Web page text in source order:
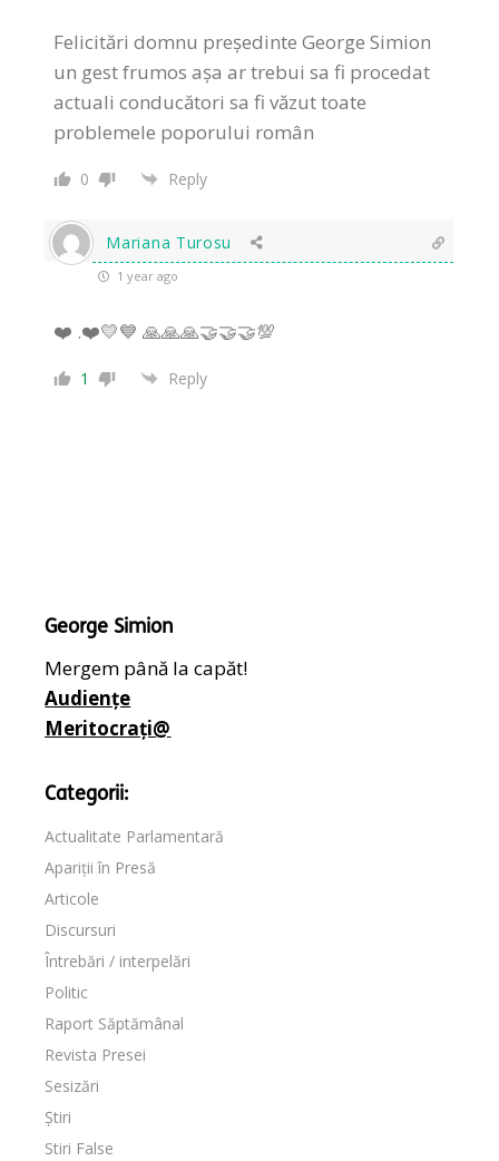
Felicitări domnu președinte George Simion
un gest frumos așa ar trebui sa fi procedat
actuali conducători sa fi văzut toate
problemele poporului român
0 Reply
Mariana Turosu
1 year ago
❤️ .❤️💛💙 🙏🙏🙏🤝🤝🤝💯
1 Reply
George Simion
Mergem până la capăt!
Audiențe
Meritocrați@
Categorii:
Actualitate Parlamentară
Apariții în Presă
Articole
Discursuri
Întrebări / interpelări
Politic
Raport Săptămânal
Revista Presei
Sesizări
Știri
Stiri False